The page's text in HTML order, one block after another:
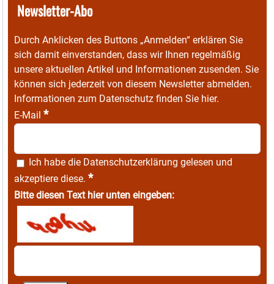
Newsletter-Abo
Durch Anklicken des Buttons „Anmelden“ erklären Sie
sich damit einverstanden, dass wir Ihnen regelmäßig
unsere aktuellen Artikel und Informationen zusenden. Sie
können sich jederzeit von diesem Newsletter abmelden.
Informationen zum Datenschutz finden Sie hier.
E-Mail *
Ich habe die Datenschutzerklärung gelesen und
akzeptiere diese. *
Bitte diesen Text hier unten eingeben: